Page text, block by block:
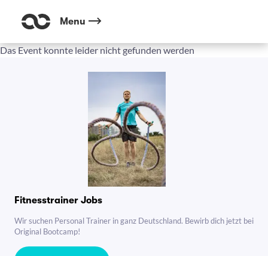
Menu
Das Event konnte leider nicht gefunden werden
Fitnesstrainer Jobs
Wir suchen Personal Trainer in ganz Deutschland. Bewirb dich jetzt bei
Original Bootcamp!